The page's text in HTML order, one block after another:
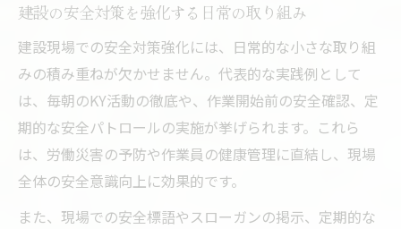
建設の安全対策を強化する日常の取り組み
建設現場での安全対策強化には、日常的な小さな取り組
みの積み重ねが欠かせません。代表的な実践例として
は、毎朝のKY活動の徹底や、作業開始前の安全確認、定
期的な安全パトロールの実施が挙げられます。これら
は、労働災害の予防や作業員の健康管理に直結し、現場
全体の安全意識向上に効果的です。
また、現場での安全標語やスローガンの掲示、定期的な